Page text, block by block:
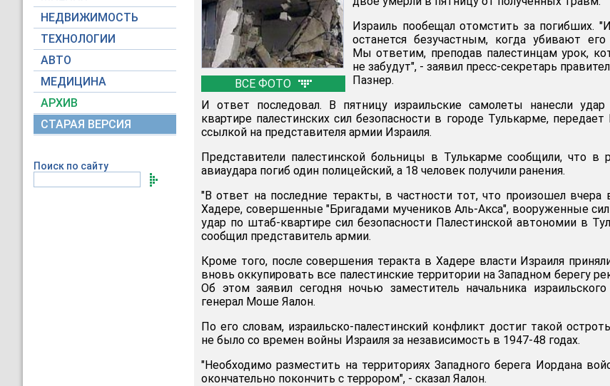
НЕДВИЖИМОСТЬ
ТЕХНОЛОГИИ
АВТО
МЕДИЦИНА
АРХИВ
СТАРАЯ ВЕРСИЯ
Поиск по сайту
ВСЕ ФОТО
Израиль пообещал отомстить за погибших.
останется безучастным, когда убивают его
Мы ответим, преподав палестинцам урок,
не забудут", - заявил пресс-секретарь
Пазнер.
И ответ последовал. В пятницу израильские самолеты нанесли
квартире палестинских сил безопасности в городе Тулькарме, передает
ссылкой на представителя армии Израиля.
Представители палестинской больницы в Тулькарме сообщили, что в
авиаудара погиб один полицейский, а 18 человек получили ранения.
"В ответ на последние теракты, в частности тот, что произошел вчера
Хадере, совершенные "Бригадами мучеников Аль-Акса", вооруженные
удар по штаб-квартире сил безопасности Палестинской автономии в
сообщил представитель армии.
Кроме того, после совершения теракта в Хадере власти Израиля
вновь оккупировать все палестинские территории на Западном берегу
Об этом заявил сегодня ночью заместитель начальника
генерал Моше Яалон.
По его словам, израильско-палестинский конфликт достиг такой
не было со времен войны Израиля за независимость в 1947-48 годах.
"Необходимо разместить на территориях Западного берега Иордана
окончательно покончить с террором", - сказал Яалон.